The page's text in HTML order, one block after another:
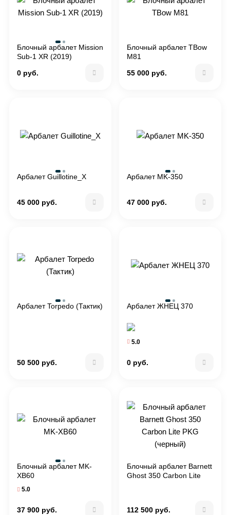
Блочный арбалет Mission
Sub-1 XR (2019)
0 руб.
Блочный арбалет TBow
M81
55 000 руб.
Арбалет Guillotine_X
45 000 руб.
Арбалет MK-350
47 000 руб.
Арбалет Torpedo (Тактик)
50 500 руб.
Арбалет ЖНЕЦ 370
5.0
0 руб.
Блочный арбалет MK-
XB60
5.0
37 900 руб.
Блочный арбалет Barnett
Ghost 350 Carbon Lite
112 500 руб.